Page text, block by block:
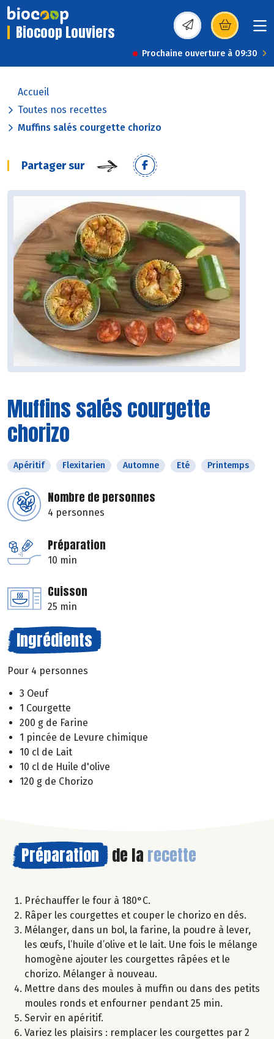
Biocoop Louviers (s’ouvre dans une
Prochaine ouverture à 09:30
Accueil
Toutes nos recettes
Muffins salés courgette chorizo
Partager sur
Muffins salés courgette
chorizo
Apéritif Flexitarien Automne Eté Printemps
Nombre de personnes
4 personnes
Préparation
10 min
Cuisson
25 min
Ingrédients
Pour 4 personnes
3 Oeuf
1 Courgette
200 g de Farine
1 pincée de Levure chimique
10 cl de Lait
10 cl de Huile d'olive
120 g de Chorizo
Préparation de la recette
Préchauffer le four à 180°C.
Râper les courgettes et couper le chorizo en dés.
Mélanger, dans un bol, la farine, la poudre à lever,
les œufs, l’huile d’olive et le lait. Une fois le mélange
homogène ajouter les courgettes râpées et le
chorizo. Mélanger à nouveau.
Mettre dans des moules à muffin ou dans des petits
moules ronds et enfourner pendant 25 min.
Servir en apéritif.
Variez les plaisirs : remplacer les courgettes par 2